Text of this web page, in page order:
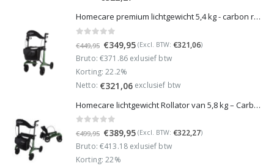
Homecare premium lichtgewicht 5,4 kg - carbon rollator - 150 kg draaggewicht - Opvouwbaar - Groen - incl stokhouder
€449,95 Oorspronkelijke
prijs
was:
€449,95.
€349,95Huidige
prijs
€349,95.
(Excl. BTW: €321,06)
Bruto: €371.86 exlusief btw
Korting: 22.2%
Netto: €321,06exclusief btw
Homecare lichtgewicht Rollator van 5,8 kg – Carbon rollator tot 150 kg draaggewicht – Dubbel opvouwbaar en inclusief reistas - Groen
out of 5
€499,95 Oorspronkelijke
prijs
was:
€389,95Huidige
prijs
(Excl. BTW: €322,27)
Bruto: €413.18 exlusief btw
Korting: 22%